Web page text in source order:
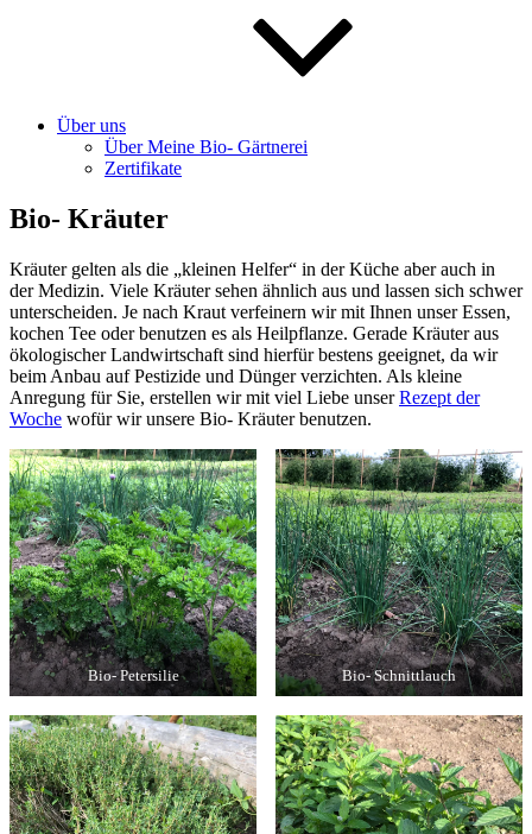
Über uns
Über Meine Bio- Gärtnerei
Zertifikate
Bio- Kräuter
Kräuter gelten als die „kleinen Helfer“ in der Küche aber auch in
der Medizin. Viele Kräuter sehen ähnlich aus und lassen sich schwer
unterscheiden. Je nach Kraut verfeinern wir mit Ihnen unser Essen,
kochen Tee oder benutzen es als Heilpflanze. Gerade Kräuter aus
ökologischer Landwirtschaft sind hierfür bestens geeignet, da wir
beim Anbau auf Pestizide und Dünger verzichten. Als kleine
Anregung für Sie, erstellen wir mit viel Liebe unserRezept der
Woche wofür wir unsere Bio- Kräuter benutzen.
Bio- Petersilie Bio- Schnittlauch